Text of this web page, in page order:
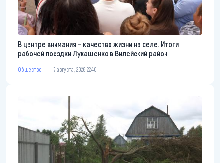
В центре внимания – качество жизни на селе. Итоги
рабочей поездки Лукашенко в Вилейский район
Общество 7 августа, 2026 22:40